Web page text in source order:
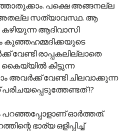
പക്ഷെ അങ്ങനല്ല
അതല്ല സത്യാവസ്ഥ. ആ
ആദിവാസി
വേണ്ടി രാപ്പകലില്ലാതെ
കൈയ്യില്‍ കിട്ടുന്ന
അവര്‍ക്ക് വേണ്ടി ചിലവാക്കുന്ന
!?
പറഞ്ഞപ്പോളാണ് ഓര്‍ത്തത്.
ഭാര്യ ഒളിപ്പിച്ച്